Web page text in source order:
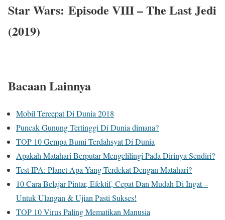
Star Wars: Episode VIII – The Last Jedi
(2019)
Bacaan Lainnya
Mobil Tercepat Di Dunia 2018
Puncak Gunung Tertinggi Di Dunia dimana?
TOP 10 Gempa Bumi Terdahsyat Di Dunia
Apakah Matahari Berputar Mengelilingi Pada Dirinya Sendiri?
Test IPA: Planet Apa Yang Terdekat Dengan Matahari?
10 Cara Belajar Pintar, Efektif, Cepat Dan Mudah Di Ingat –
Untuk Ulangan & Ujian Pasti Sukses!
TOP 10 Virus Paling Mematikan Manusia